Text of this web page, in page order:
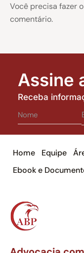
Você precisa fazer o
comentário.
Assine
Receba
Home Equipe
Ebook e